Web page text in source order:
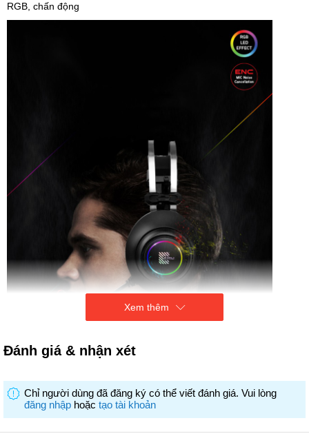
RGB, chấn động
Xem thêm
Đánh giá & nhận xét
Chỉ người dùng đã đăng ký có thể viết đánh giá. Vui lòng
đăng nhập hoặc tạo tài khoản